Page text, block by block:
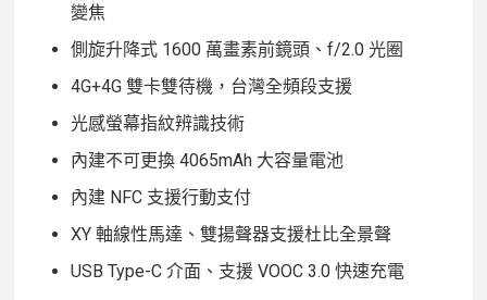
變焦
側旋升降式 1600 萬畫素前鏡頭、f/2.0 光圈
4G+4G 雙卡雙待機，台灣全頻段支援
光感螢幕指紋辨識技術
內建不可更換 4065mAh 大容量電池
內建 NFC 支援行動支付
XY 軸線性馬達、雙揚聲器支援杜比全景聲
USB Type-C 介面、支援 VOOC 3.0 快速充電